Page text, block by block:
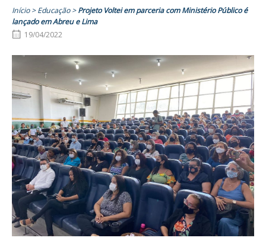
Início>Educação>Projeto Voltei em parceria com Ministério Público é
lançado em Abreu e Lima
19/04/2022